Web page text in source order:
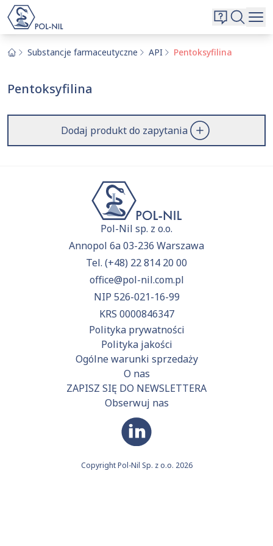
Kontakt
Substancje farmaceutyczne API Pentoksyfilina
Pentoksyfilina
Dodaj produkt do zapytania
Pol-Nil sp. z o.o.
Annopol 6a 03-236 Warszawa
Tel. (+48) 22 814 20 00
office@pol-nil.com.pl
NIP 526-021-16-99
KRS 0000846347
Polityka prywatności
Polityka jakości
Ogólne warunki sprzedaży
O nas
ZAPISZ SIĘ DO NEWSLETTERA
Obserwuj nas
Copyright Pol-Nil Sp. z o.o. 2026
Wybrane surowce i substancje
Aktualnie niczego nie dodałeś do zapytania.
Przejdź doofertyi dodaj surowce, o których chcesz
dowiedzieć się więcej.
Wyszukiwarka
Szukaj